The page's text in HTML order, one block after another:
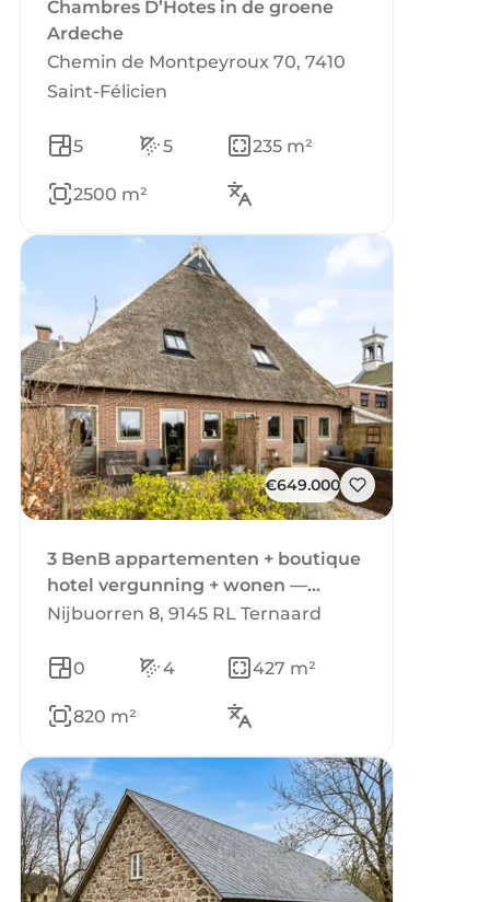
Chambres D’Hotes in de groene
Ardeche
Chemin de Montpeyroux 70, 7410
Saint-Félicien
5 5 235 m²
2500 m²
€649.000
3 BenB appartementen + boutique
hotel vergunning + wonen —
unieke kans aan de Waddenkust
Nijbuorren 8, 9145 RL Ternaard
0 4 427 m²
820 m²